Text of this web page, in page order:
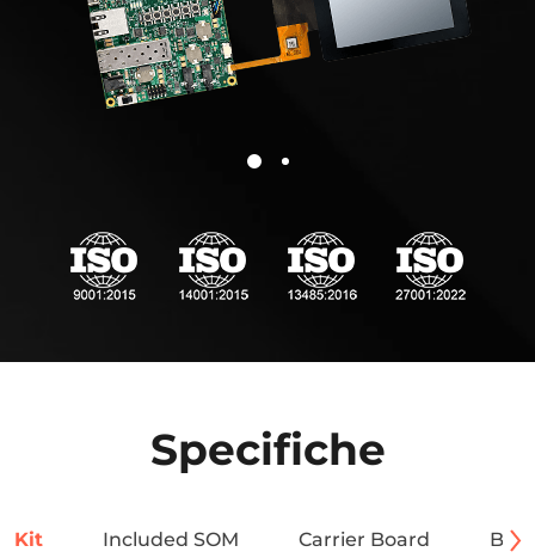
Specifiche
Kit Included SOM Carrier Board